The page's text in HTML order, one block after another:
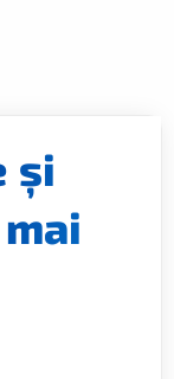
și